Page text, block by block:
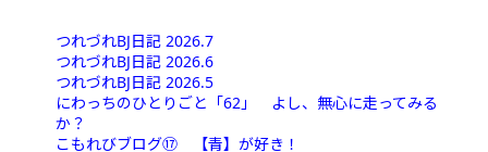
つれづれBJ日記 2026.7
つれづれBJ日記 2026.6
つれづれBJ日記 2026.5
にわっちのひとりごと「62」 よし、無心に走ってみる
か？
こもれびブログ⑰ 【青】が好き！